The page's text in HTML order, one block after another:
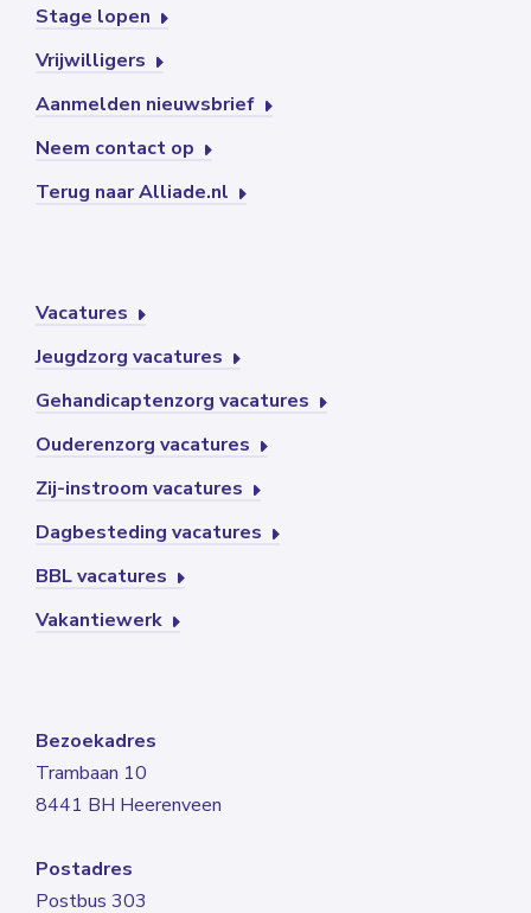
Stage lopen
Vrijwilligers
Aanmelden nieuwsbrief
Neem contact op
Terug naar Alliade.nl
Vacatures
Jeugdzorg vacatures
Gehandicaptenzorg vacatures
Ouderenzorg vacatures
Zij-instroom vacatures
Dagbesteding vacatures
BBL vacatures
Vakantiewerk
Bezoekadres
Trambaan 10
8441 BH Heerenveen
Postadres
Postbus 303